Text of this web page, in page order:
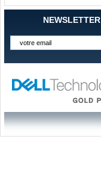
NEWSLETTER